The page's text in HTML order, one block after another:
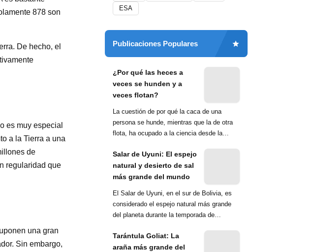
878 son
De hecho, el
es muy especial
a la Tierra a una
de
regularidad que
una gran
Sin embargo,
ESA
Publicaciones Populares
¿Por qué las heces a
veces se hunden y a
veces flotan?
La cuestión de por qué la caca de una
persona se hunde, mientras que la de otra
flota, ha ocupado a la ciencia desde la
Salar de Uyuni: El espejo
natural y desierto de sal
más grande del mundo
El Salar de Uyuni, en el sur de Bolivia, es
considerado el espejo natural más grande
del planeta durante la temporada de
Tarántula Goliat: La
araña más grande del